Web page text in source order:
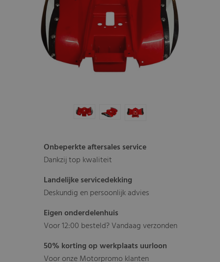
Onbeperkte aftersales service
Dankzij top kwaliteit
Landelijke servicedekking
Deskundig en persoonlijk advies
Eigen onderdelenhuis
Voor 12:00 besteld? Vandaag verzonden
50% korting op werkplaats uurloon
Voor onze Motorpromo klanten